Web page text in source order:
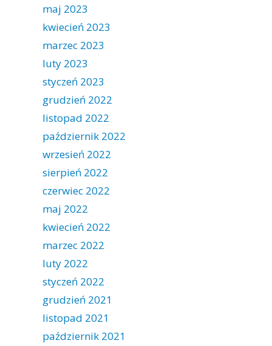
maj 2023
kwiecień 2023
marzec 2023
luty 2023
styczeń 2023
grudzień 2022
listopad 2022
październik 2022
wrzesień 2022
sierpień 2022
czerwiec 2022
maj 2022
kwiecień 2022
marzec 2022
luty 2022
styczeń 2022
grudzień 2021
listopad 2021
październik 2021